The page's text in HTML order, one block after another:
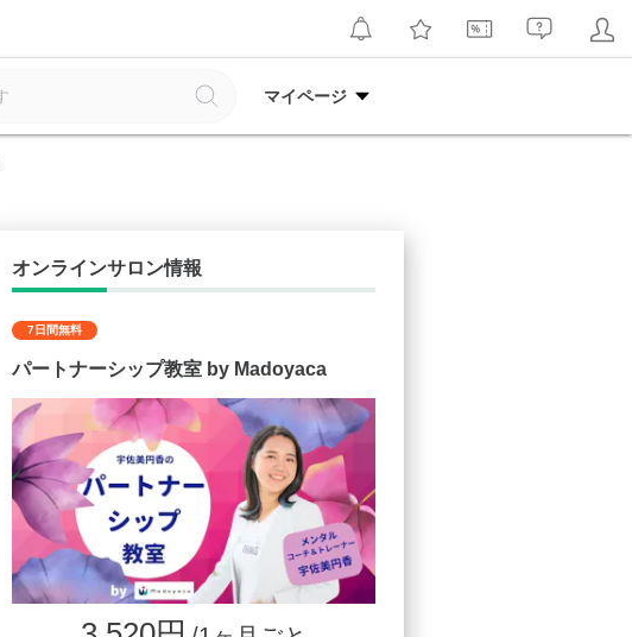
マイページ
オンラインサロン情報
7日間無料
パートナーシップ教室 by Madoyaca